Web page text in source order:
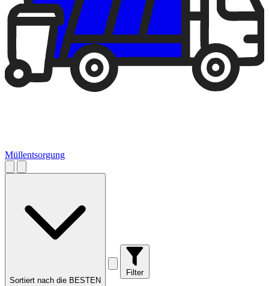
Müllentsorgung
Sortiert nach die BESTEN
Filter